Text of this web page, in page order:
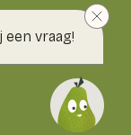
een vraag!